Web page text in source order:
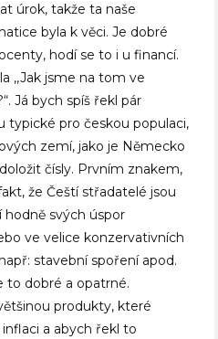
úrok, takže ta naše
byla k věci. Je dobré
hodí se to i u financí.
,,Jak jsme na tom ve
Já bych spíš řekl pár
typické pro českou populaci,
zemí, jako je Německo
čísly. Prvním znakem,
že Čeští střadatelé jsou
hodně svých úspor
ve velice konzervativních
stavební spoření apod.
to dobré a opatrné.
produkty, které
a abych řekl to